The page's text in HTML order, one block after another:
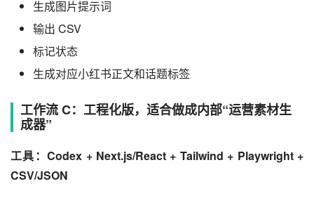
生成图片提示词
输出 CSV
标记状态
生成对应小红书正文和话题标签
工作流 C：工程化版，适合做成内部“运营素材生
成器”
工具：Codex + Next.js/React + Tailwind + Playwright +
CSV/JSON